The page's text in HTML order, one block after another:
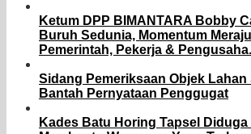
Ketum DPP BIMANTARA Bobby
Buruh Sedunia, Momentum
Pemerintah, Pekerja & Pengusaha.
Sidang Pemeriksaan Objek Lahan
Bantah Pernyataan Penggugat
Kades Batu Horing Tapsel